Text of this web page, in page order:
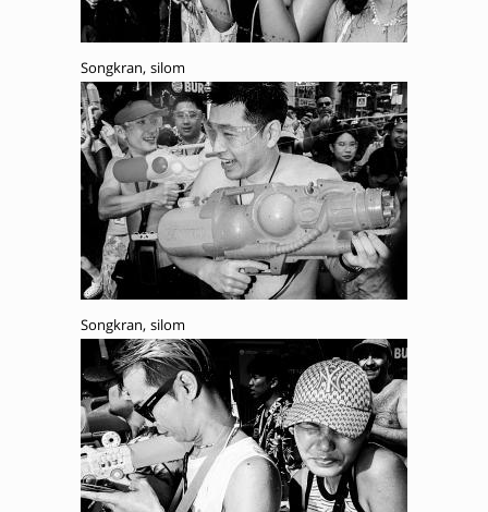
Songkran, silom
Songkran, silom